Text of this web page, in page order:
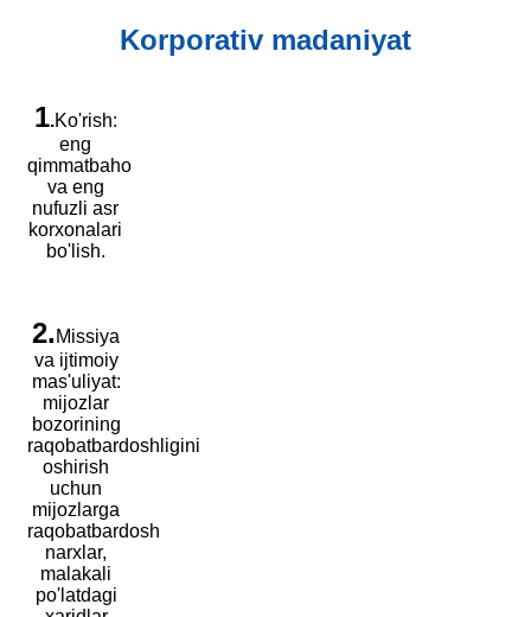
Korporativ madaniyat
1.Ko'rish:
eng
qimmatbaho
va eng
nufuzli asr
korxonalari
bo'lish.
2. Missiya
va ijtimoiy
mas'uliyat:
mijozlar
bozorining
raqobatbardoshligini
oshirish
uchun
mijozlarga
raqobatbardosh
narxlar,
malakali
po'latdagi